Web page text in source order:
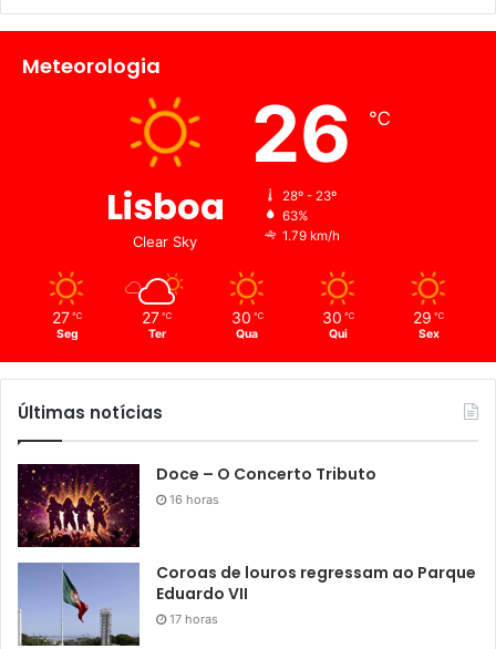
Meteorologia
Lisboa
Clear Sky
26 ℃
28º - 23º
63%
1.79 km/h
27 ℃
Seg
27 ℃
Ter
30 ℃
Qua
30 ℃
Qui
29 ℃
Sex
Últimas notícias
Doce – O Concerto Tributo
16 horas
Coroas de louros regressam ao Parque
Eduardo VII
17 horas